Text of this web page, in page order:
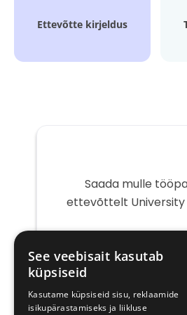
Ettevõtte kirjeldus
Saada mulle
ettevõttelt University
post
See veebisait kasutab
küpsiseid
Kasutame küpsiseid sisu, reklaamide
isikupärastamiseks ja liikluse